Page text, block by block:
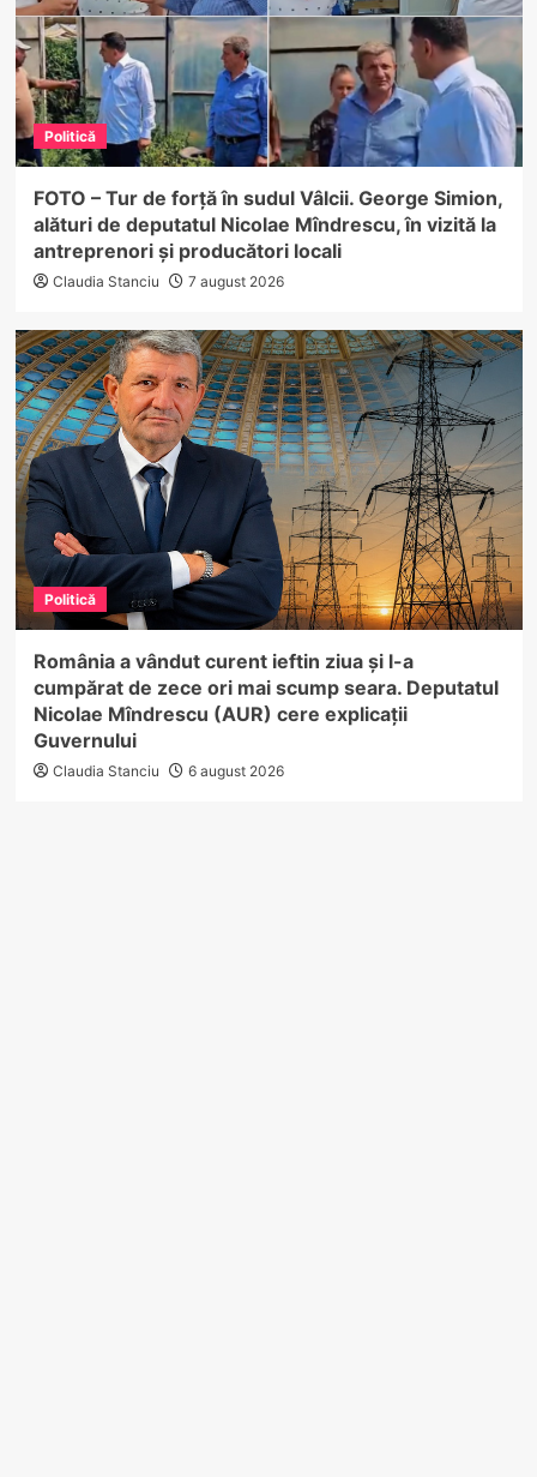
Politică
FOTO – Tur de forță în sudul Vâlcii. George Simion,
alături de deputatul Nicolae Mîndrescu, în vizită la
antreprenori și producători locali
Claudia Stanciu 7 august 2026
Politică
România a vândut curent ieftin ziua și l-a
cumpărat de zece ori mai scump seara. Deputatul
Nicolae Mîndrescu (AUR) cere explicații
Guvernului
Claudia Stanciu 6 august 2026